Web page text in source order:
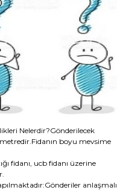
Nelerdir?Gönderilecek
boyu mevsime
fidanı, ucb fidanı üzerine
anlaşmalı